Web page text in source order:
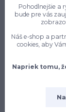
pracovné
pre
7 z 10
zistite, čo
Pohodlnejšie a
bude pre vás
Náš e-shop a
cookies, aby
Napriek tomu,